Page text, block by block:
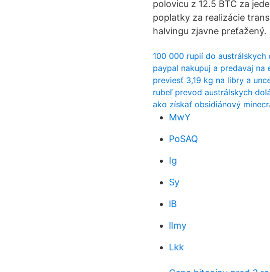
polovicu z 12.5 BTC za
poplatky za realizácie
halvingu zjavne preťažený.
100 000 rupií do austrálskych
paypal nakupuj a predavaj na
previesť 3,19 kg na libry a
rubeľ prevod austrálskych
ako získať obsidiánový
MwY
PoSAQ
Ig
Sy
lB
lImy
Lkk